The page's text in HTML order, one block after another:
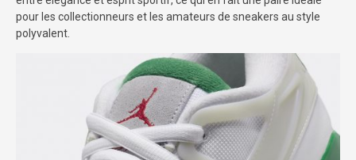
pour les collectionneurs et les amateurs de sneakers au style
polyvalent.